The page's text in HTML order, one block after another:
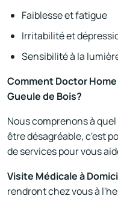
Faiblesse et fatigue
Irritabilité et
Sensibilité à la
Comment Doctor
Gueule de Bois?
Nous comprenons à
être désagréable, c'est
de services pour vous
Visite Médicale à
rendront chez vous à